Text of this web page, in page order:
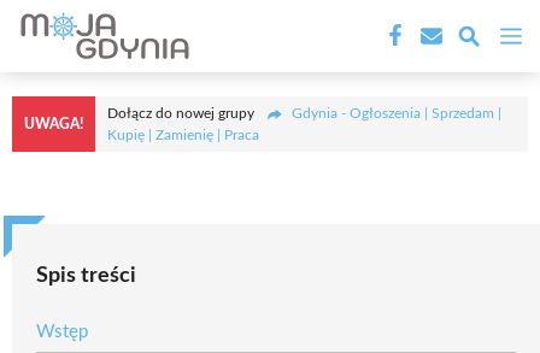
Przejdź
treści
UWAGA!
Dołącz do nowej grupy
Gdynia - Ogłoszenia | Sprzedam |
Kupię | Zamienię | Praca
Spis treści
Wstęp